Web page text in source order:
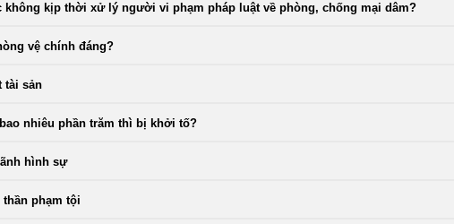
không kịp thời xử lý người vi phạm pháp luật về phòng, chống mại dâm?
vệ chính đáng?
tài sản
nhiêu phần trăm thì bị khởi tố?
hình sự
phạm tội